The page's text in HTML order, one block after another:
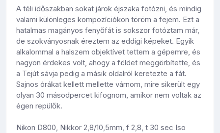
A téli időszakban sokat járok éjszaka fotózni, és mindig
valami különleges kompozíciókon töröm a fejem. Ezt a
hatalmas magányos fenyőfát is sokszor fotóztam már,
de szokványosnak éreztem az eddigi képeket. Egyik
alkalommal a halszem objektívet tettem a gépemre, és
nagyon érdekes volt, ahogy a földet meggörbítette, és
a Tejút sávja pedig a másik oldalról keretezte a fát.
Sajnos órákat kellett mellette várnom, mire sikerült egy
olyan 30 másodpercet kifognom, amikor nem voltak az
égen repülők.
Nikon D800, Nikkor 2,8/10,5mm, f 2,8, t 30 sec Iso